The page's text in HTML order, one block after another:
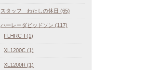
スタッフ わたしの休日 (65)
ハーレーダビッドソン (117)
FLHRC-I (1)
XL1200C (1)
XL1200R (1)